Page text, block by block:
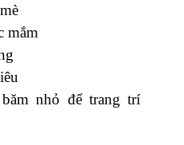
mắm
nhỏ để trang trí